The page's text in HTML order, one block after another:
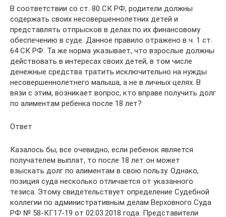
В соответствии со ст. 80 СК РФ, родители должны
содержать своих несовершеннолетних детей и
представлять отпрысков в делах по их финансовому
обеспечению в суде. Данное правило отражено в ч. 1 ст.
64 СК РФ. Та же норма указывает, что взрослые должны
действовать в интересах своих детей, в том числе
денежные средства тратить исключительно на нужды
несовершеннолетнего малыша, а не в личных целях. В
вязи с этим, возникает вопрос, кто вправе получить долг
по алиментам ребенка после 18 лет?
Ответ
Казалось бы, все очевидно, если ребенок является
получателем выплат, то после 18 лет он может
взыскать долг по алиментам в свою пользу. Однако,
позиция суда несколько отличается от указанного
тезиса. Этому свидетельствует определение Судебной
коллегии по административным делам Верховного Суда
РФ № 58-КГ17-19 от 02.03.2018 года. Представители